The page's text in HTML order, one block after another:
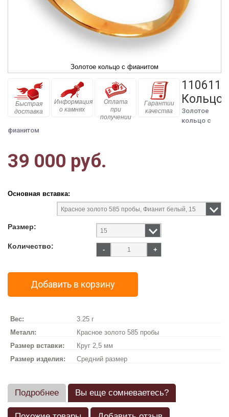
Золотое кольцо с фианитом
Быстрая
доставка
Информация
о камнях
Оплата
при
получении
Гарантии
качества
110611
Кольцо
Золотое
кольцо с
фианитом
39 000 руб.
Основная вставка:
Размер:
Количество: - +
Добавить в корзину
Вес:
3.25 г
Металл:
Красное золото 585 пробы
Размер вставки:
Круг 2,5 мм
Размер изделия:
Средний размер
Подробнее Вы еще сомневаетесь?